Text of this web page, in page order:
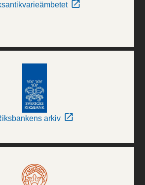
arkiv